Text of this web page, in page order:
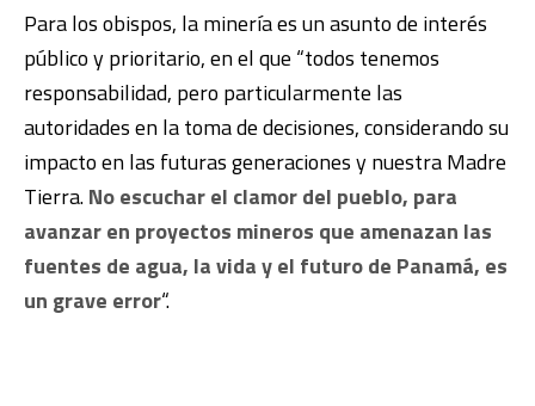
Para los obispos, la minería es un asunto de interés
público y prioritario, en el que “todos tenemos
responsabilidad, pero particularmente las
autoridades en la toma de decisiones, considerando su
impacto en las futuras generaciones y nuestra Madre
Tierra.No escuchar el clamor del pueblo, para
avanzar en proyectos mineros que amenazan las
fuentes de agua, la vida y el futuro de Panamá, es
un grave error“.